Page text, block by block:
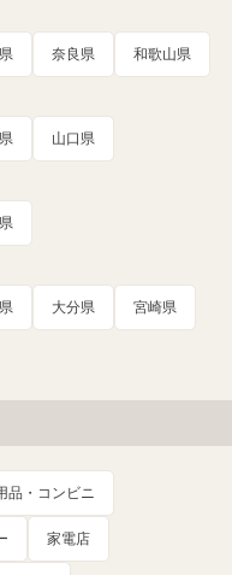
奈良県 和歌山県
山口県
大分県 宮崎県
品・コンビニ
家電店